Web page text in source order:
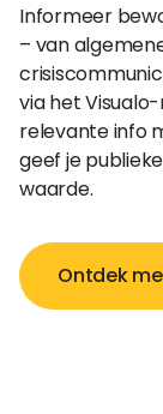
Informeer
– van
via het
relevante info
geef je
waarde.
Ontdek